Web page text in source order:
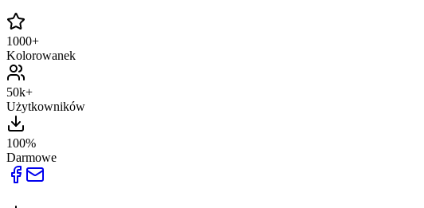
1000+
Kolorowanek
50k+
Użytkowników
100%
Darmowe